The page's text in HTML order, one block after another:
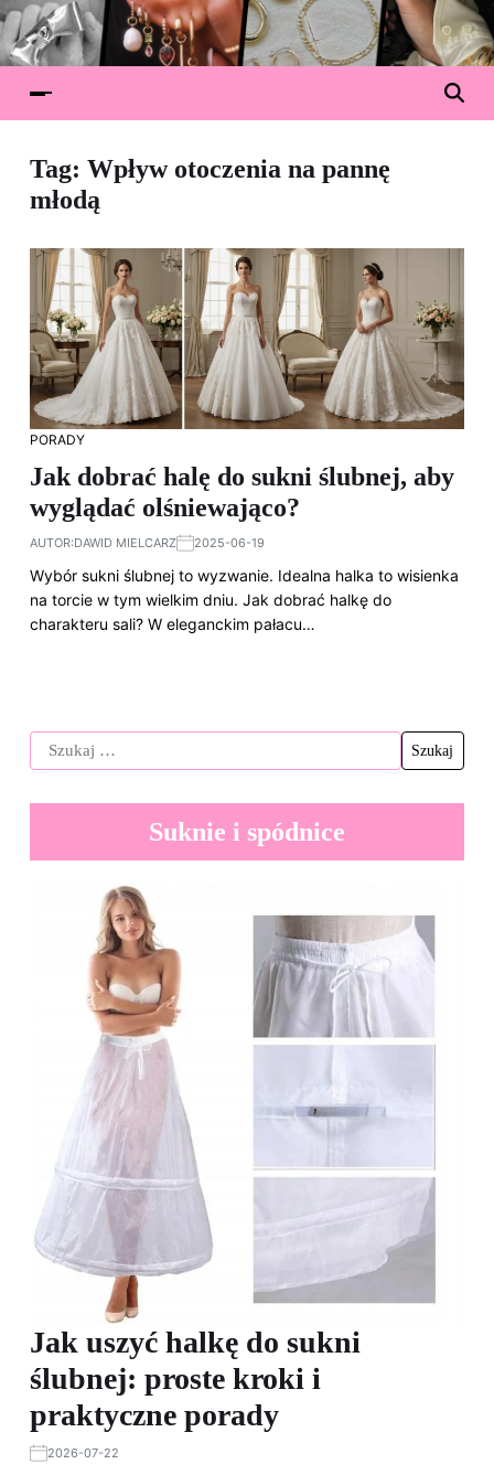
Tag: Wpływ otoczenia na pannę
młodą
PORADY
Jak dobrać halę do sukni ślubnej, aby
wyglądać olśniewająco?
AUTOR:DAWID MIELCARZ 2025-06-19
Wybór sukni ślubnej to wyzwanie. Idealna halka to wisienka
na torcie w tym wielkim dniu. Jak dobrać halkę do
charakteru sali? W eleganckim pałacu…
Suknie i spódnice
Jak uszyć halkę do sukni
ślubnej: proste kroki i
praktyczne porady
2026-07-22